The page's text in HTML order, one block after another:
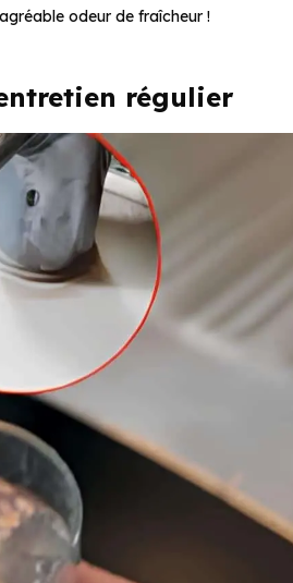
odeur de fraîcheur !
régulier